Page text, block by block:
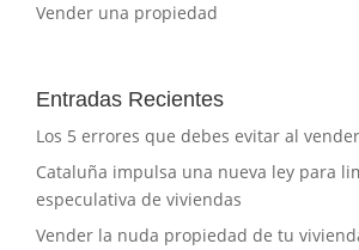
Vender una propiedad
Entradas Recientes
Los 5 errores que debes evitar al
Cataluña impulsa una nueva ley para
especulativa de viviendas
Vender la nuda propiedad de tu